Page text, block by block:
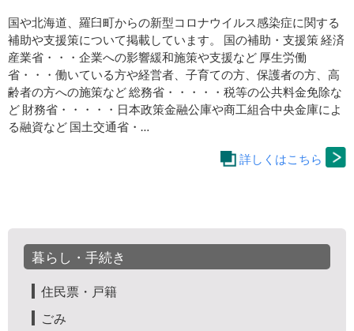
暮らし・手続き
住民票・戸籍
ごみ
国や北海道、羅臼町からの新型コロナウイルス感染症に関する
補助や支援策について掲載しています。 国の補助・支援策 経済
産業省・・・企業への影響緩和施策や支援など 厚生労働
省・・・働いている方や経営者、子育ての方、保護者の方、高
齢者の方への施策など 総務省・・・・・税等の公共料金免除な
ど 財務省・・・・・日本政策金融公庫や商工組合中央金庫によ
る融資など 国土交通省・…
詳しくはこちら